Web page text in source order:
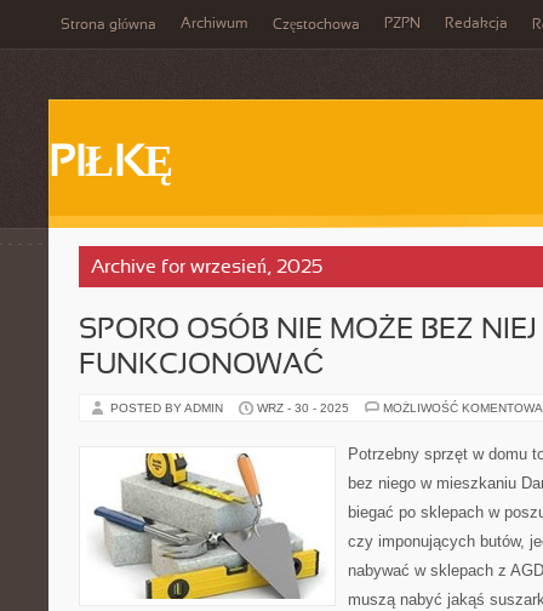
Strona główna Archiwum Częstochowa PZPN Redakcja
PIŁKĘ
Archive for wrzesień, 2025
SPORO OSÓB NIE MOŻE BEZ
FUNKCJONOWAĆ
POSTED BY ADMIN WRZ - 30 - 2025 MOŻLIWOŚĆ
Potrzebny sprzęt w domu
bez niego w mieszkaniu
biegać po sklepach w
czy imponujących butów,
nabywać w sklepach z
muszą nabyć jakąś